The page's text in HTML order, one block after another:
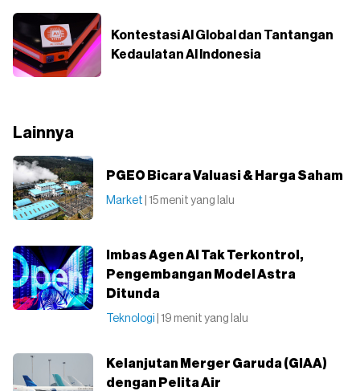
Kontestasi AI Global dan Tantangan
Kedaulatan AI Indonesia
Lainnya
PGEO Bicara Valuasi & Harga Saham
Market | 15 menit yang lalu
Imbas Agen AI Tak Terkontrol,
Pengembangan Model Astra
Ditunda
Teknologi | 19 menit yang lalu
Kelanjutan Merger Garuda (GIAA)
dengan Pelita Air